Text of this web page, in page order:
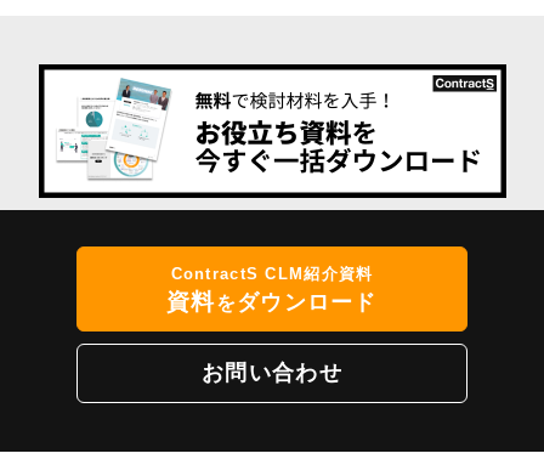
ContractS CLM紹介資料
資料をダウンロード
お問い合わせ